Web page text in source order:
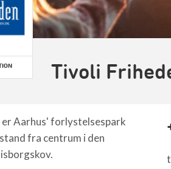
Tivoli
er Aarhus' forlystelsespark
fra centrum i den